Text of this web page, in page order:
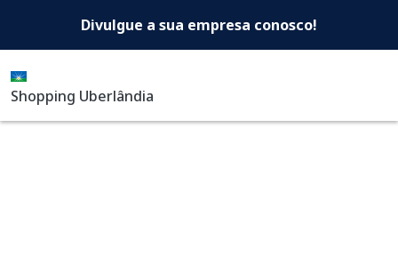
Shopping Uberlândia -
Divulgue a sua empresa conosco!
Shopping Uberlândia